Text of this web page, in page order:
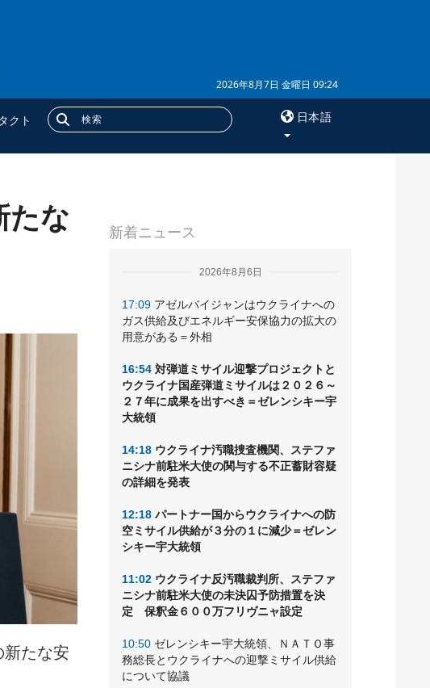
2026年8月7日 金曜日 09:24
クト 日本語
購読
新着ニュース
2026年8月6日
17:09 アゼルバイジャンはウクライナへの
ガス供給及びエネルギー安保協力の拡大の
用意がある＝外相
16:54 対弾道ミサイル迎撃プロジェクトと
ウクライナ国産弾道ミサイルは２０２６～
２７年に成果を出すべき＝ゼレンシキー宇
大統領
14:18 ウクライナ汚職捜査機関、ステファ
ニシナ前駐米大使の関与する不正蓄財容疑
の詳細を発表
12:18 パートナー国からウクライナへの防
空ミサイル供給が３分の１に減少＝ゼレン
シキー宇大統領
11:02 ウクライナ反汚職裁判所、ステファ
ニシナ前駐米大使の未決囚予防措置を決
定 保釈金６００万フリヴニャ設定
10:50 ゼレンシキー宇大統領、ＮＡＴＯ事
務総長とウクライナへの迎撃ミサイル供給
について協議
たな
たな安